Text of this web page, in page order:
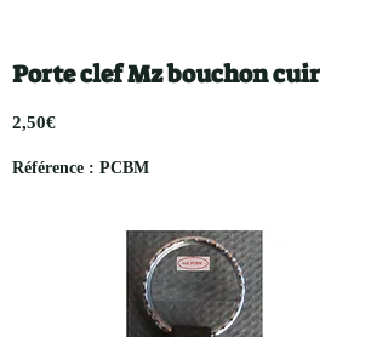
Porte clef Mz bouchon cuir
2,50€
Référence : PCBM